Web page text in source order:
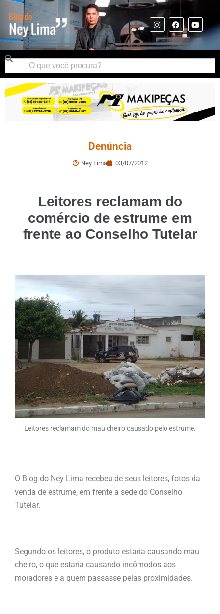
Denúncia
Ney Lima 03/07/2012
Leitores reclamam do
comércio de estrume em
frente ao Conselho Tutelar
Leitores reclamam do mau cheiro causado pelo estrume.
O Blog do Ney Lima recebeu de seus leitores, fotos da
venda de estrume, em frente a sede do Conselho
Tutelar.
Segundo os leitores, o produto estaria causando mau
cheiro, o que estaria causando incômodos aos
moradores e a quem passasse pelas proximidades.